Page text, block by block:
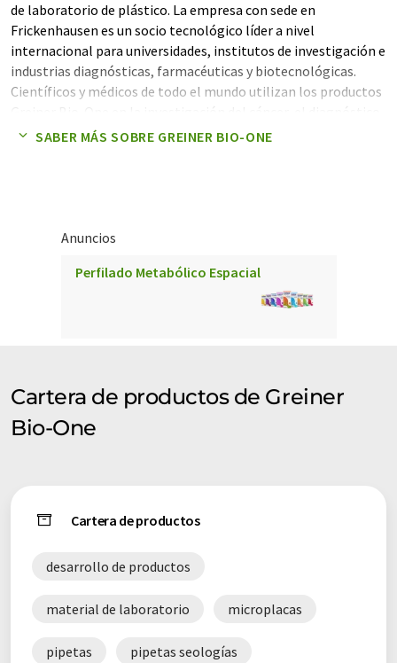
de laboratorio de plástico. La empresa con sede en
Frickenhausen es un socio tecnológico líder a nivel
internacional para universidades, institutos de investigación e
industrias diagnósticas, farmacéuticas y biotecnológicas.
Científicos y médicos de todo el mundo utilizan los productos
de virus y la producción de vacunas.
las áreas de productos de cultivo celular, cribado de alto
SABER MÁS SOBRE GREINER BIO-ONE
Anuncios
Perfilado Metabólico Espacial
Cartera de productos de Greiner
Bio-One
Cartera de productos
desarrollo de productos
material de laboratorio microplacas
pipetas pipetas seologías